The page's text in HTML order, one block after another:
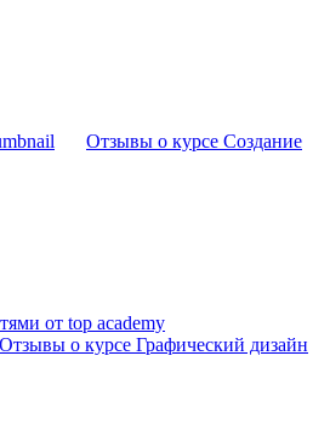
Отзывы о курсе Создание
от top academy
Отзывы о курсе Графический дизайн